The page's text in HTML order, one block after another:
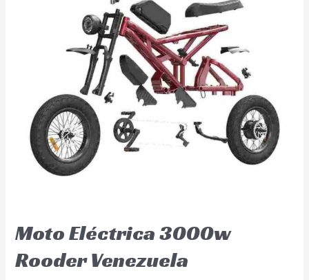
Moto Eléctrica 3000w
Rooder Venezuela